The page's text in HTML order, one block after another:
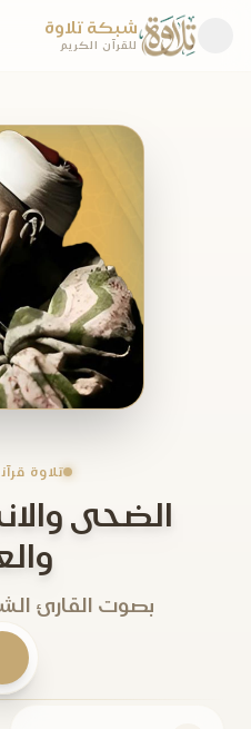
شبكة تلاوة
للقرآن الكريم
تلاوة
الضحى
بصوت القارئ